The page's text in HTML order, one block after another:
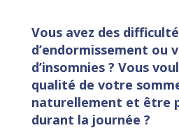
Vous avez des
d’endormissement ou
d’insomnies ? Vous
qualité de votre
naturellement et être
durant la journée ?